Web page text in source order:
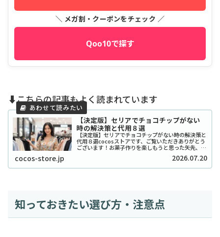
＼ メガ割・クーポンをチェック ／
Qoo10で探す
⬇️こちらの記事もよく読まれています
【決定版】セリアでチョコチップがない
時の解決策と代用８選
【決定版】セリアでチョコチップがない時の解決策と
代用８選cocosストアです、ご覧いただきありがとう
ございます！お菓子作りを楽しもうと思った矢先、セ
リアでチョコチップが「ない！」と困ったことはあり
ませんか？実は私も、クッキーを焼こうとした日...
cocos-store.jp 2026.07.20
知っておきたい選び方・注意点